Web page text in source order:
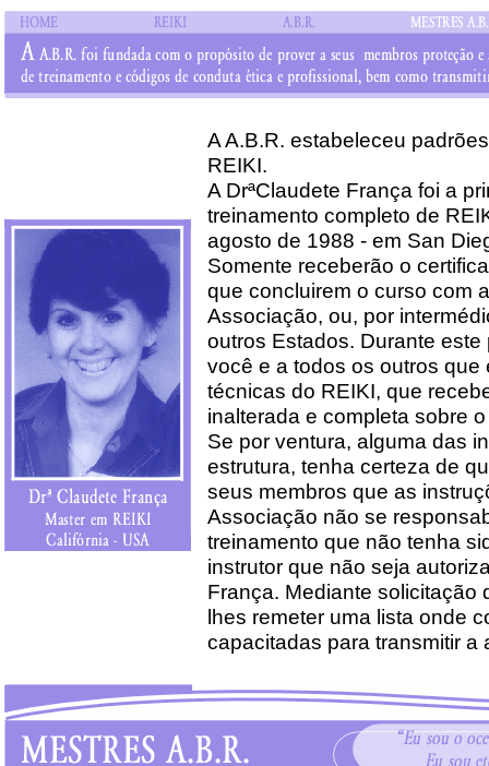
A A.B.R. estabeleceu
REIKI.
A DrªClaudete França foi a
treinamento completo de
agosto de 1988 - em San
Somente receberão o
que concluirem o curso com
Associação, ou, por
outros Estados. Durante
você e a todos os outros
técnicas do REIKI, que
inalterada e completa sobre
Se por ventura, alguma das
estrutura, tenha certeza de
seus membros que as
Associação não se
treinamento que não tenha
instrutor que não seja
França. Mediante solicitação
lhes remeter uma lista onde
capacitadas para transmitir a